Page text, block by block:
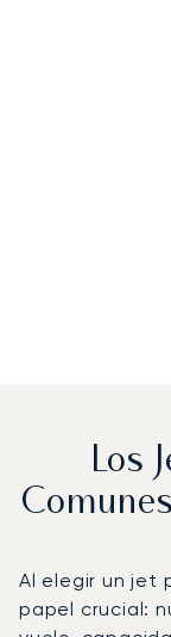
Los
Al elegir un jet
papel crucial: